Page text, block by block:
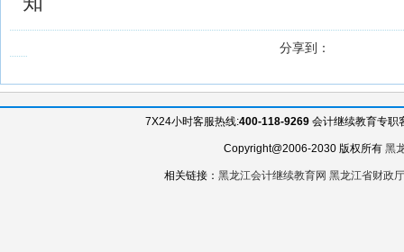
分享到：
7X24小时客服热线:400-118-9269 会计继续教育专职
Copyright@2006-2030 版权所有黑
相关链接： 黑龙江会计继续教育网 黑龙江省财政